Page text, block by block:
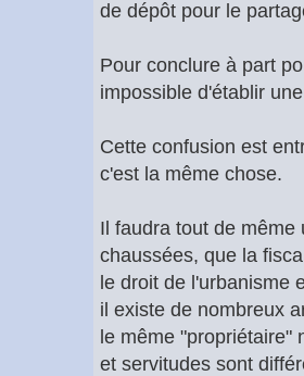
de dépôt pour le
Pour conclure à part
impossible d'établir
Cette confusion est
c'est la même chose.
Il faudra tout de
chaussées, que la
le droit de l'urbanisme
il existe de nombreux
le même "propriétaire"
et servitudes sont